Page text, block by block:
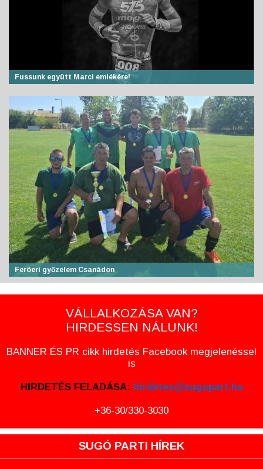
Fussunk együtt Marci emlékére!
Feröeri győzelem Csanádon
VÁLLALKOZÁSA VAN?
HIRDESSEN NÁLUNK!
BANNER ÉS PR cikk hirdetés Facebook megjelenéssel
is
HIRDETÉS FELADÁSA: hirdetes@sugopart.hu
+36-30/330-3030
SUGÓ PARTI HÍREK